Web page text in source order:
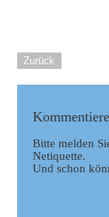
Zurück
Bitte melden
Netiquette.
Und schon